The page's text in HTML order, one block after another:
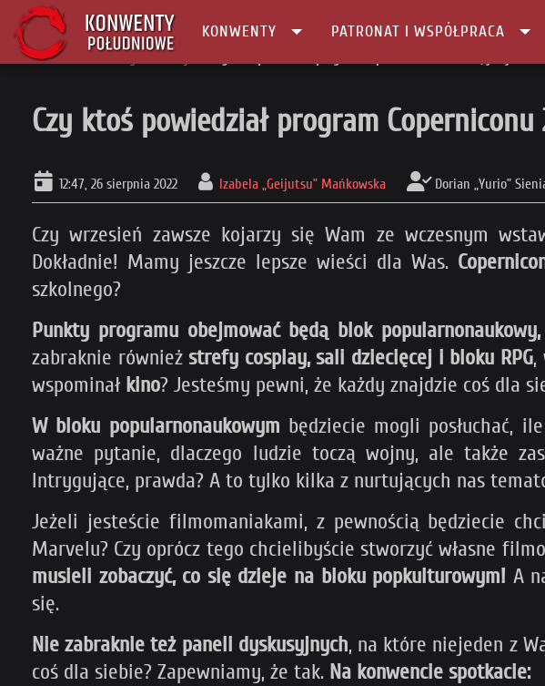
KONWENTY PATRONAT I WSPÓŁPRACA
Główna
Czy ktoś powiedział program
12:47, 26 sierpnia 2022 Izabela „Geijutsu” Mańkowska Dorian „Yurio”
Czy wrzesień zawsze kojarzy się Wam ze wczesnym
Dokładnie! Mamy jeszcze lepsze wieści dla Was.
szkolnego?
Punkty programu obejmować będą blok
zabraknie również strefy cosplay, sali dziecięcej i bloku RPG,
wspominał kino? Jesteśmy pewni, że każdy znajdzie coś dla
W bloku popularnonaukowym będziecie mogli posłuchać,
ważne pytanie, dlaczego ludzie toczą wojny, ale także
Intrygujące, prawda? A to tylko kilka z nurtujących nas
Jeżeli jesteście filmomaniakami, z pewnością będziecie
Marvelu? Czy oprócz tego chcielibyście stworzyć własne
musieli zobaczyć, co się dzieje na bloku popkulturowym! A
się.
Nie zabraknie też paneli dyskusyjnych, na które niejeden z
coś dla siebie? Zapewniamy, że tak. Na konwencie spotkacie: